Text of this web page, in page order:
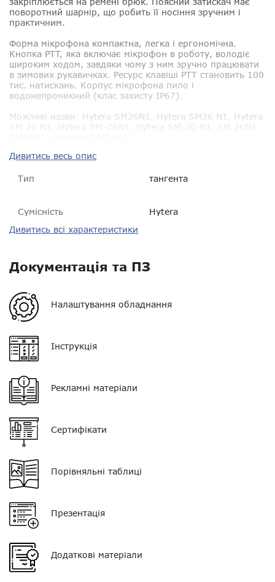
поворотний шарнір, що робить її носіння зручним і
практичним.
Форма мікрофона компактна, легка і ергономічна.
Кнопка PTT, яка включає мікрофон в роботу, володіє
широким ходом, завдяки чому з ним зручно працювати
в зимових рукавичках. Ресурс клавіші PTT становить 100
тис. натискань. Корпус мікрофона пило і
водонепроникний (клас захисту IP67).
Можливі назви : Hytera SM26N1, Hytera SM26 N1, Hytera
SM 26 N1, Hytera SM-26N1, Hytera SM-26-N1, SM 26N1,
Дивитись весь опис
Тип тангента
Сумісність Hytera
Пиловологозахист
Розмір 76,85 * 60,55 * 34 мм
Гарантія
VOX
Клавіатура
Тип мікрофона
Кнопка PTT
Роз'єм
Дивитись всі характеристики
Документація та ПЗ
Налаштування обладнання
Інструкція
Рекламні матеріали
Сертифікати
Порівняльні таблиці
Презентація
Додаткові матеріали